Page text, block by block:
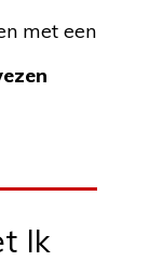
met een
Ik